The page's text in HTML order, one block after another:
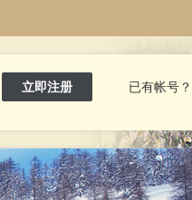
立即注册 已有帐号？